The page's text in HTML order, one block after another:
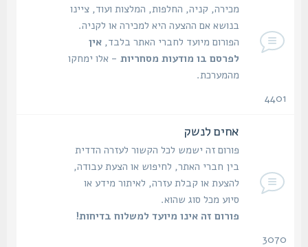
מכירה, קניה, החלפות, המלצות ועוד, ציינו
בנושא אם ההצעה היא למכירה או לקניה.
הפורום מיועד לחברי האתר בלבד,אין
לפרסם בו מודעות מסחריות- אלו ימחקו
מהמערכת.
אחים לנשק
פורום זה ישמש לכל הקשור לעזרה הדדית
בין חברי האתר, לחיפוש או הצעת עבודה,
להצעת או קבלת עזרה, לאיתור מידע או
סיוע מכל סוג שהוא.
פורום זה אינו מיועד למשלוח בדיחות!
3070